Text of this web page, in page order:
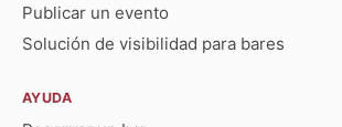
Publicar un evento
Solución de visibilidad para bares
AYUDA